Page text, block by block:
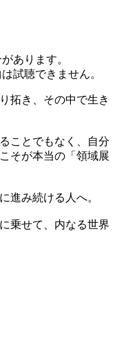
あります。
試聴できません。
拓き、その中で生き
ことでもなく、自分
そが本当の「領域展
進み続ける人へ。
乗せて、内なる世界